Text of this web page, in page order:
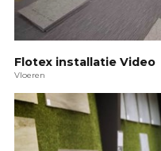
Flotex installatie Video
Vloeren